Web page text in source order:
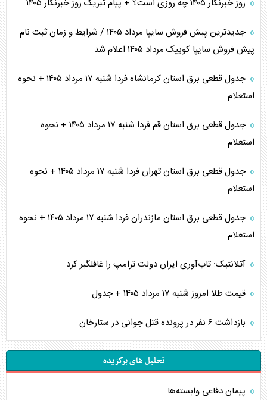
روز خبرنگار ۱۴۰۵ چه روزی است؟ + پیام تبریک روز خبرنگار ۱۴۰۵
جدیدترین پیش فروش سایپا مرداد ۱۴۰۵ / شرایط و زمان ثبت نام
پیش فروش سایپا کوییک مرداد ۱۴۰۵ اعلام شد
جدول قطعی برق استان کرمانشاه فردا شنبه ۱۷ مرداد ۱۴۰۵ + نحوه
استعلام
جدول قطعی برق استان قم فردا شنبه ۱۷ مرداد ۱۴۰۵ + نحوه
استعلام
جدول قطعی برق استان تهران فردا شنبه ۱۷ مرداد ۱۴۰۵ + نحوه
استعلام
جدول قطعی برق استان مازندران فردا شنبه ۱۷ مرداد ۱۴۰۵ + نحوه
استعلام
آتلانتیک: تاب‌آوری ایران دولت ترامپ را غافلگیر کرد
قیمت طلا امروز شنبه ۱۷ مرداد ۱۴۰۵ + جدول
بازداشت ۶ نفر در پرونده قتل جوانی در ستارخان
تحلیل های برگزیده
پیمان دفاعی‌ وابسته‌ها